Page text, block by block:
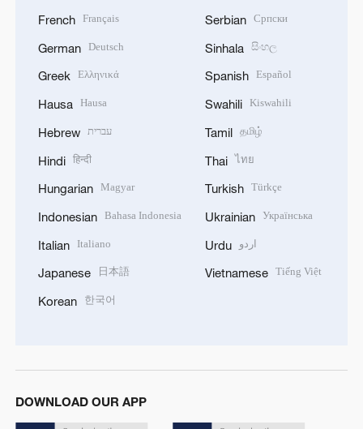
French Français
German Deutsch
Greek Ελληνικά
Hausa Hausa
Hebrew עברית
Hindi हिन्दी
Hungarian Magyar
Indonesian Bahasa Indonesia
Italian Italiano
Japanese 日本語
Korean 한국어
Serbian Српски
Sinhala සිංහල
Spanish Español
Swahili Kiswahili
Tamil தமிழ்
Thai ไทย
Turkish Türkçe
Ukrainian Українська
Urdu اردو
Vietnamese Tiếng Việt
DOWNLOAD OUR APP